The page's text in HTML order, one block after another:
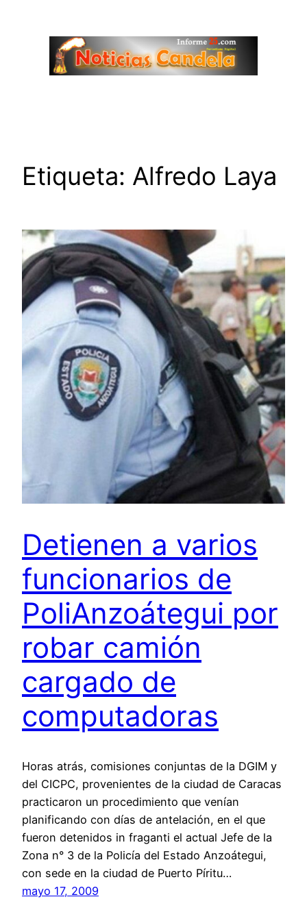
contenido
Etiqueta: Alfredo Laya
Detienen a varios
funcionarios de
PoliAnzoátegui por
robar camión
cargado de
computadoras
Horas atrás, comisiones conjuntas de la DGIM y
del CICPC, provenientes de la ciudad de Caracas
practicaron un procedimiento que venían
planificando con días de antelación, en el que
fueron detenidos in fraganti el actual Jefe de la
Zona n° 3 de la Policía del Estado Anzoátegui,
con sede en la ciudad de Puerto Píritu…
mayo 17, 2009